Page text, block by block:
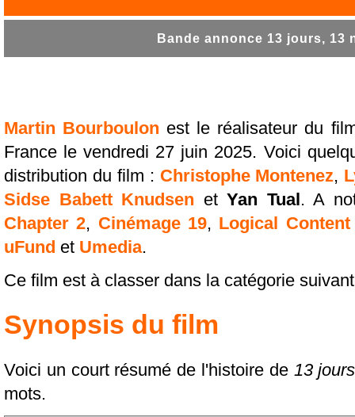
Bande annonce 13 jours, 13
Martin Bourboulon est le réalisateur du
France le vendredi 27 juin 2025. Voici
distribution du film : Christophe Montenez,
Sidse Babett Knudsen etYan Tual . A
Chapter 2, Cinémage 19, Logical
uFund et Umedia.
Ce film est à classer dans la catégorie
Synopsis du film
Voici un court résumé de l'histoire de 13
mots.